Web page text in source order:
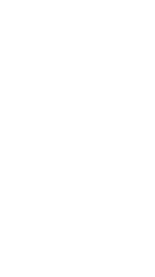
срок службы и не
садовой техники и